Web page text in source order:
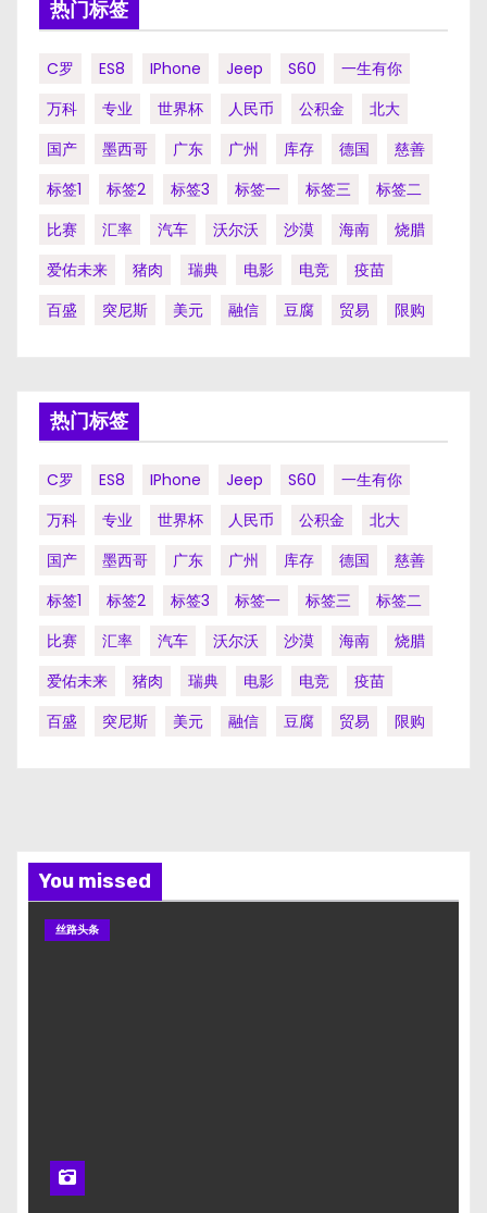
热门标签
C罗 ES8 IPhone Jeep S60
一生有你
万科
专业 世界杯 人民币 公积金
北大
国产
墨西哥 广东 广州 库存 德国
慈善
标签1
标签2 标签3 标签一 标签三
标签二
比赛
汇率 汽车 沃尔沃 沙漠 海南
烧腊
爱佑未来
猪肉 瑞典 电影 电竞
疫苗
百盛
突尼斯 美元 融信 豆腐 贸易 限购
热门标签
C罗 ES8 IPhone Jeep S60
一生有你
万科
专业 世界杯 人民币 公积金
北大
国产
墨西哥 广东 广州 库存 德国
慈善
标签1
标签2 标签3 标签一 标签三
标签二
比赛
汇率 汽车 沃尔沃 沙漠 海南
烧腊
爱佑未来
猪肉 瑞典 电影 电竞
疫苗
百盛
突尼斯 美元 融信 豆腐 贸易 限购
You missed
丝路头条